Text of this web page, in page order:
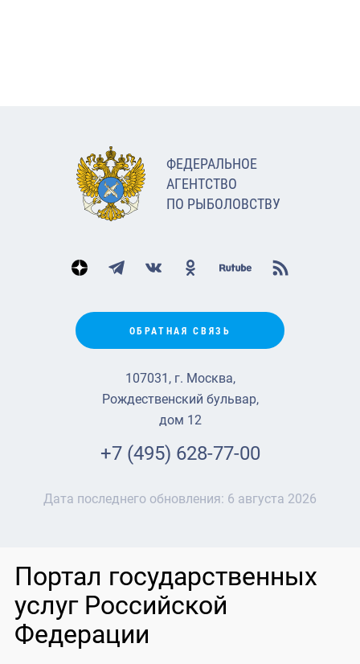
ФЕДЕРАЛЬНОЕ
АГЕНТСТВО
ПО РЫБОЛОВСТВУ
ОБРАТНАЯ СВЯЗЬ
107031, г. Москва,
Рождественский бульвар,
дом 12
+7 (495) 628-77-00
Дата последнего обновления: 6 августа 2026
Портал государственных
услуг Российской
Федерации